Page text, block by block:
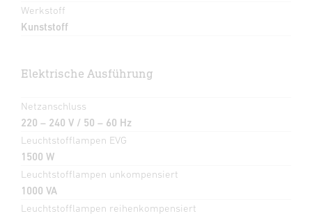
Werkstoff
Kunststoff
Elektrische Ausführung
Netzanschluss
220 – 240 V / 50 – 60 Hz
Leuchtstofflampen EVG
1500 W
Leuchtstofflampen unkompensiert
1000 VA
Leuchtstofflampen reihenkompensiert